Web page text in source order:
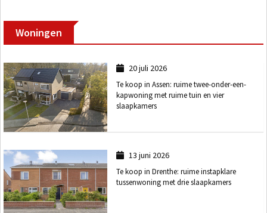
Woningen
20 juli 2026
Te koop in Assen: ruime twee-onder-een-
kapwoning met ruime tuin en vier
slaapkamers
13 juni 2026
Te koop in Drenthe: ruime instapklare
tussenwoning met drie slaapkamers